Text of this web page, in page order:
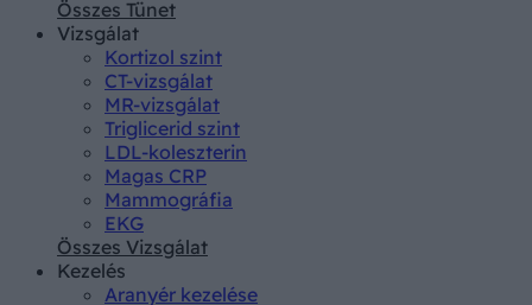
Összes Tünet
Vizsgálat
Kortizol szint
CT-vizsgálat
MR-vizsgálat
Triglicerid szint
LDL-koleszterin
Magas CRP
Mammográfia
EKG
Összes Vizsgálat
Kezelés
Aranyér kezelése